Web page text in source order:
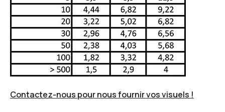
Contactez-nous pour nous fournir vos visuels !